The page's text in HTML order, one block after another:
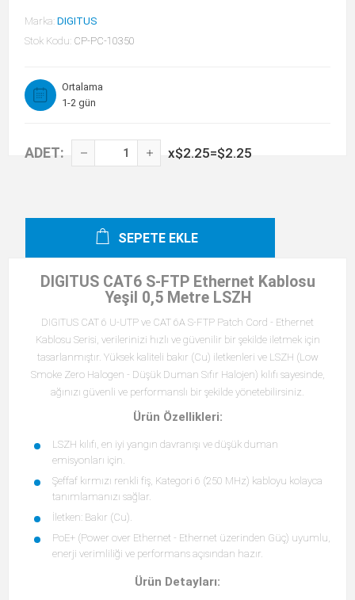
Marka: DIGITUS
Stok Kodu: CP-PC-10350
Ortalama
1-2 gün
ADET: x$2.25=$2.25
SEPETE EKLE
DIGITUS CAT6 S-FTP Ethernet Kablosu
Yeşil 0,5 Metre LSZH
DIGITUS CAT 6 U-UTP ve CAT 6A S-FTP Patch Cord - Ethernet
Kablosu Serisi, verilerinizi hızlı ve güvenilir bir şekilde iletmek için
tasarlanmıştır. Yüksek kaliteli bakır (Cu) iletkenleri ve LSZH (Low
Smoke Zero Halogen - Düşük Duman Sıfır Halojen) kılıfı sayesinde,
ağınızı güvenli ve performanslı bir şekilde yönetebilirsiniz.
Ürün Özellikleri:
LSZH kılıfı, en iyi yangın davranışı ve düşük duman
emisyonları için.
Şeffaf kırmızı renkli fiş, Kategori 6 (250 MHz) kabloyu kolayca
tanımlamanızı sağlar.
İletken: Bakır (Cu).
PoE+ (Power over Ethernet - Ethernet üzerinden Güç) uyumlu,
enerji verimliliği ve performans açısından hazır.
Ürün Detayları: